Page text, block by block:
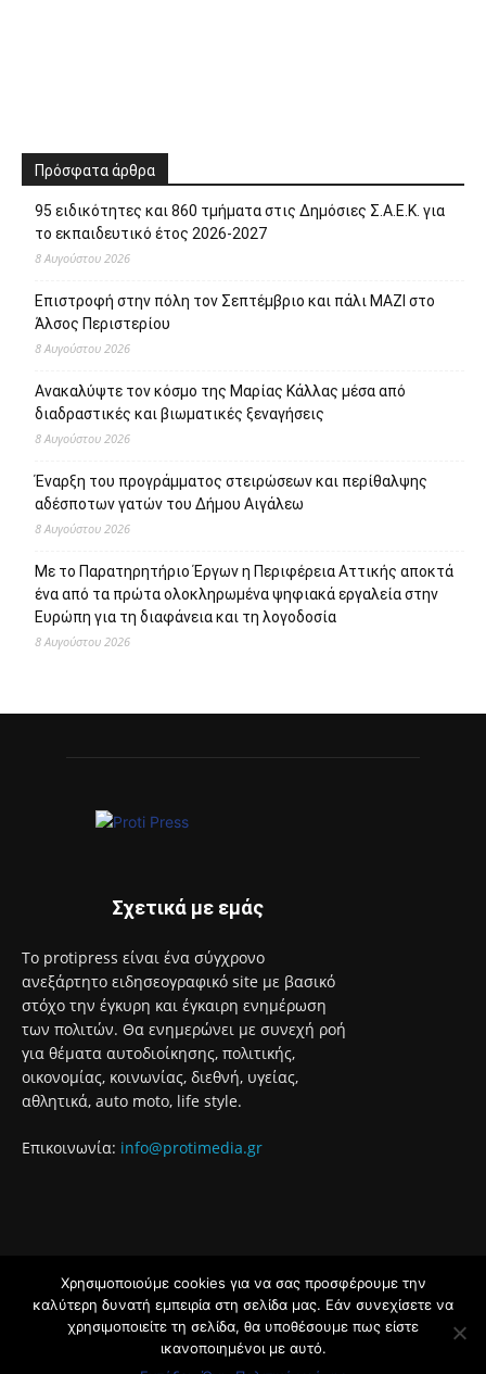
Πρόσφατα άρθρα
95 ειδικότητες και 860 τμήματα στις Δημόσιες Σ.Α.Ε.Κ. για
το εκπαιδευτικό έτος 2026-2027
8 Αυγούστου 2026
Επιστροφή στην πόλη τον Σεπτέμβριο και πάλι ΜΑΖΙ στο
Άλσος Περιστερίου
8 Αυγούστου 2026
Ανακαλύψτε τον κόσμο της Μαρίας Κάλλας μέσα από
διαδραστικές και βιωματικές ξεναγήσεις
8 Αυγούστου 2026
Έναρξη του προγράμματος στειρώσεων και περίθαλψης
αδέσποτων γατών του Δήμου Αιγάλεω
8 Αυγούστου 2026
Με το Παρατηρητήριο Έργων η Περιφέρεια Αττικής αποκτά
ένα από τα πρώτα ολοκληρωμένα ψηφιακά εργαλεία στην
Ευρώπη για τη διαφάνεια και τη λογοδοσία
8 Αυγούστου 2026
Σχετικά με εμάς
Το protipress είναι ένα σύγχρονο
ανεξάρτητο ειδησεογραφικό site με βασικό
στόχο την έγκυρη και έγκαιρη ενημέρωση
των πολιτών. Θα ενημερώνει με συνεχή ροή
για θέματα αυτοδιοίκησης, πολιτικής,
οικονομίας, κοινωνίας, διεθνή, υγείας,
αθλητικά, auto moto, life style.
Επικοινωνία: info@protimedia.gr
© Developed by
Πολιτική Απορρήτου
Χρησιμοποιούμε cookies για να σας προσφέρουμε την
καλύτερη δυνατή εμπειρία στη σελίδα μας. Εάν συνεχίσετε να
χρησιμοποιείτε τη σελίδα, θα υποθέσουμε πως είστε
ικανοποιημένοι με αυτό.